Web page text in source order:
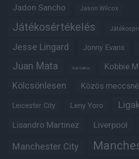
Jadon Sancho Jason Wilcox
Játékosértékelés
Jesse Lingard Jonny Evans
Juan Mata Karl Darlow Kobbie
Kölcsönlesen Közös
Leicester City Leny Yoro
Lisandro Martinez Liverpool
Manchester City